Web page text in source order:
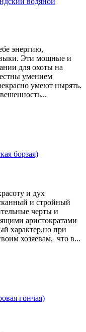
энергию,
Эти мощные и
для охоты на
умением
умеют нырять.
и дух
и стройный
черты и
аристократами
характер,но при
хозяевам, что в...